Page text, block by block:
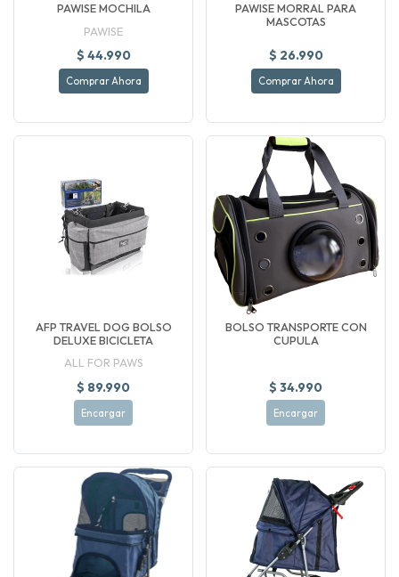
PAWISE MOCHILA
PAWISE
$ 44.990
Comprar Ahora
PAWISE MORRAL PARA
MASCOTAS
$ 26.990
Comprar Ahora
AFP TRAVEL DOG BOLSO
DELUXE BICICLETA
ALL FOR PAWS
$ 89.990
Encargar
BOLSO TRANSPORTE CON
CUPULA
$ 34.990
Encargar